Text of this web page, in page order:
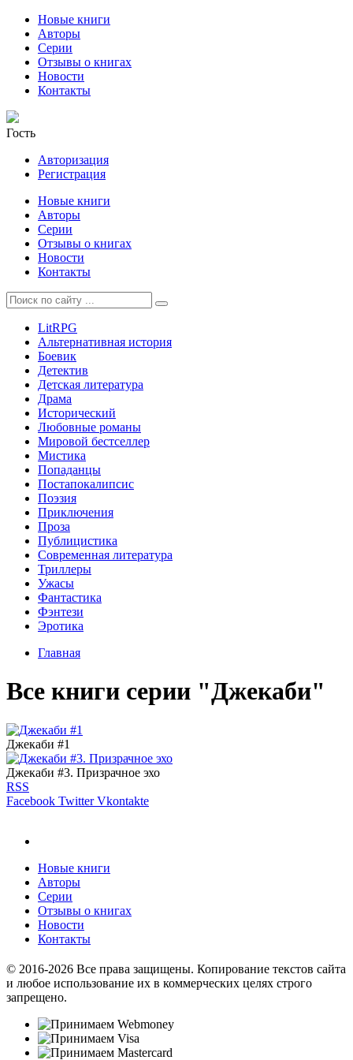
Новые книги
Авторы
Серии
Отзывы о книгах
Новости
Контакты
Гость
Авторизация
Регистрация
Новые книги
Авторы
Серии
Отзывы о книгах
Новости
Контакты
LitRPG
Альтернативная история
Боевик
Детектив
Детская литература
Драма
Исторический
Любовные романы
Мировой бестселлер
Мистика
Попаданцы
Постапокалипсис
Поэзия
Приключения
Проза
Публицистика
Современная литература
Триллеры
Ужасы
Фантастика
Фэнтези
Эротика
Главная
Все книги серии "Джекаби"
Джекаби #1
Джекаби #3. Призрачное эхо
RSS
Facebook Twitter Vkontakte
Новые книги
Авторы
Серии
Отзывы о книгах
Новости
Контакты
© 2016-2026 Все права защищены. Копирование текстов сайта
и любое использование их в коммерческих целях строго
запрещено.